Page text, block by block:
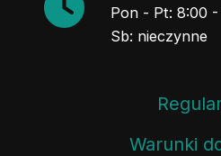
Pon - Pt: 8:00 -
Sb: nieczynne
Warunki